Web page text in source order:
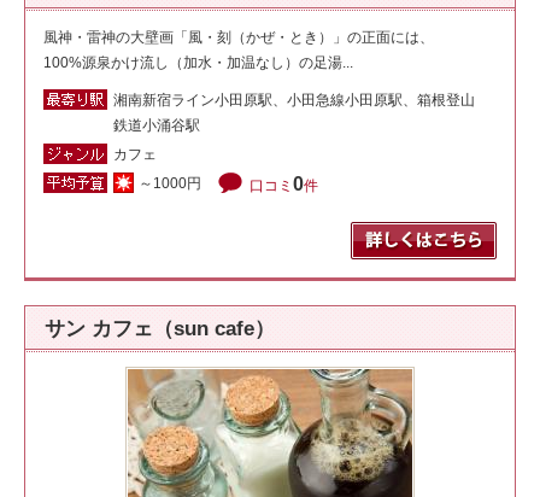
風神・雷神の大壁画「風・刻（かぜ・とき）」の正面には、
100%源泉かけ流し（加水・加温なし）の足湯...
湘南新宿ライン小田原駅、小田急線小田原駅、箱根登山
鉄道小涌谷駅
カフェ
～1000円
口コミ 0件
サン カフェ（sun cafe）